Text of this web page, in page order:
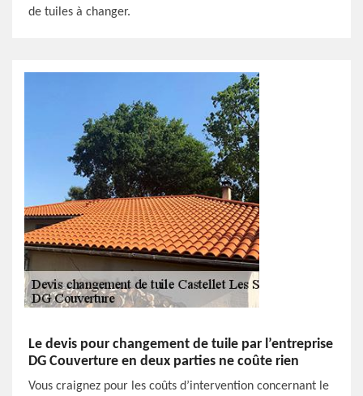
de tuiles à changer.
Le devis pour changement de tuile par l’entreprise
DG Couverture en deux parties ne coûte rien
Vous craignez pour les coûts d’intervention concernant le